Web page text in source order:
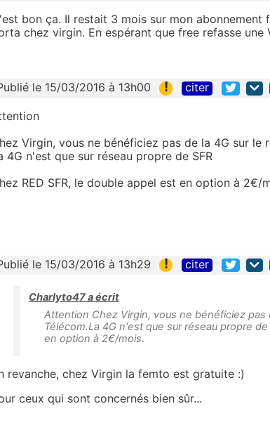
bon ça. Il restait 3 mois sur mon abonnement
chez virgin. En espérant que free refasse une
le 15/03/2016 à 13h00 ! citer
Virgin, vous ne bénéficiez pas de la 4G sur le
4G n'est que sur réseau propre de SFR
RED SFR, le double appel est en option à 2€/
le 15/03/2016 à 13h29 ! citer
Charlyto47 a écrit
Attention Chez Virgin, vous ne bénéficiez pas
Télécom.La 4G n'est que sur réseau propre
en option à 2€/mois.
revanche, chez Virgin la femto est gratuite :)
ceux qui sont concernés bien sûr...